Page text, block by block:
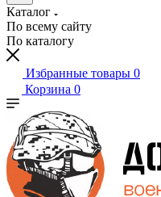
Каталог
По всему сайту
По каталогу
Избранные товары 0
Корзина 0